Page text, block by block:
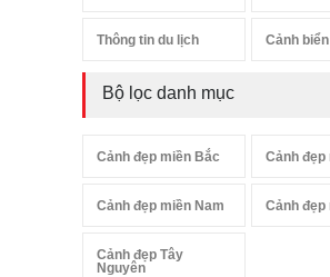
Thông tin du lịch Cảnh
Bộ lọc danh mục
Cảnh đẹp miền Bắc Cảnh đẹp
Cảnh đẹp miền Nam Cảnh đẹp
Cảnh đẹp Tây
Nguyên